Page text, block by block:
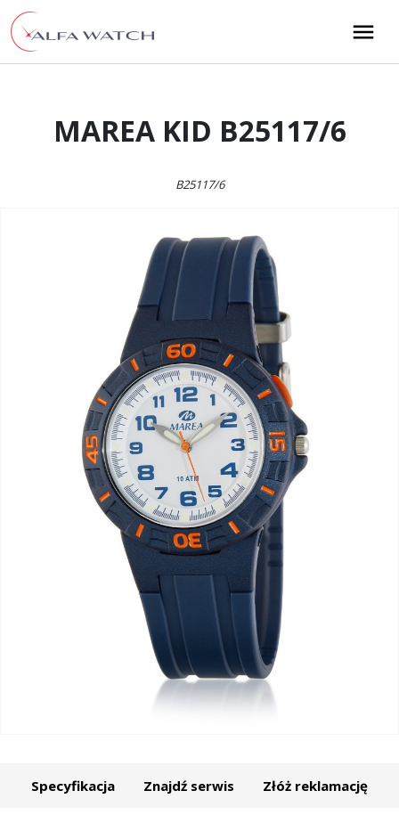
Przejdź do treści
Main Navigation
MAREA KID B25117/6
B25117/6
Specyfikacja Znajdź serwis Złóż reklamację